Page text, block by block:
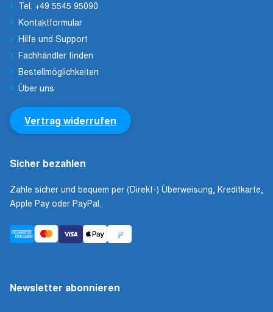
Tel. +49 5545 95090
Kontaktformular
Hilfe und Support
Fachhändler finden
Bestellmöglichkeiten
Über uns
Vertrag widerrufen
Sicher bezahlen
Zahle sicher und bequem per (Direkt-) Überweisung, Kreditkarte,
Apple Pay oder PayPal.
Newsletter abonnieren